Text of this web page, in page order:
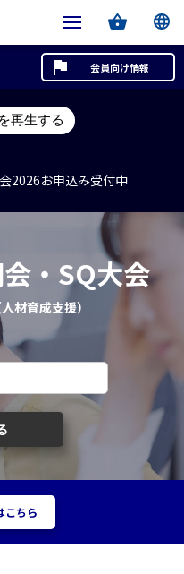
再生する
2026お申込み受付中
2026お申込み受付中
2026お申込み受付中
会員向け情報
・SQ大会
材育成支援）
こちら